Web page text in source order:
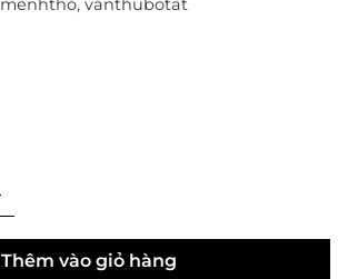
menhtho, vanthubotat
Thêm vào giỏ hàng